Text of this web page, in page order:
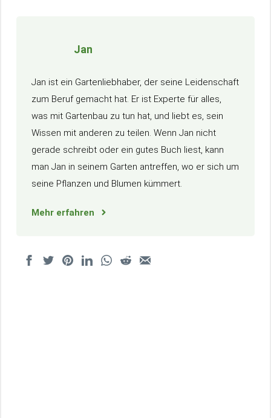
Jan
Jan ist ein Gartenliebhaber, der seine Leidenschaft
zum Beruf gemacht hat. Er ist Experte für alles,
was mit Gartenbau zu tun hat, und liebt es, sein
Wissen mit anderen zu teilen. Wenn Jan nicht
gerade schreibt oder ein gutes Buch liest, kann
man Jan in seinem Garten antreffen, wo er sich um
seine Pflanzen und Blumen kümmert.
Mehr erfahren